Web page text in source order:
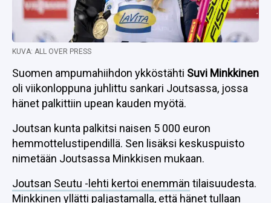
KUVA: ALL OVER PRESS
Suomen ampumahiihdon ykköstähti Suvi Minkkinen
oli viikonloppuna juhlittu sankari Joutsassa, jossa
hänet palkittiin upean kauden myötä.
Joutsan kunta palkitsi naisen 5 000 euron
hemmottelustipendillä. Sen lisäksi keskuspuisto
nimetään Joutsassa Minkkisen mukaan.
Joutsan Seutu -lehti kertoi enemmän tilaisuudesta.
Minkkinen yllätti paljastamalla, että hänet tullaan